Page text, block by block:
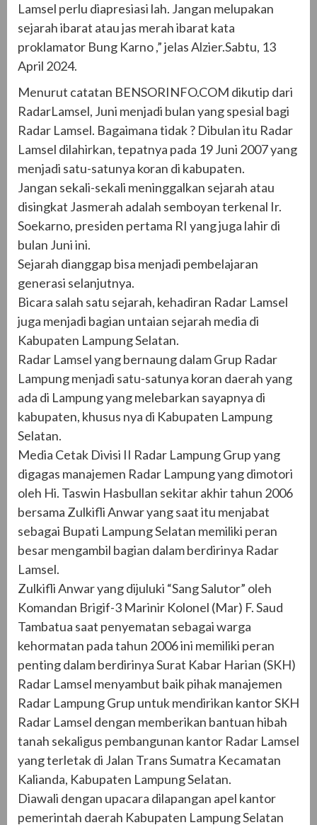
Lamsel perlu diapresiasi lah. Jangan melupakan
sejarah ibarat atau jas merah ibarat kata
proklamator Bung Karno ,” jelas Alzier.Sabtu, 13
April 2024.
Menurut catatan BENSORINFO.COM dikutip dari
RadarLamsel, Juni menjadi bulan yang spesial bagi
Radar Lamsel. Bagaimana tidak ? Dibulan itu Radar
Lamsel dilahirkan, tepatnya pada 19 Juni 2007 yang
menjadi satu-satunya koran di kabupaten.
Jangan sekali-sekali meninggalkan sejarah atau
disingkat Jasmerah adalah semboyan terkenal Ir.
Soekarno, presiden pertama RI yang juga lahir di
bulan Juni ini.
Sejarah dianggap bisa menjadi pembelajaran
generasi selanjutnya.
Bicara salah satu sejarah, kehadiran Radar Lamsel
juga menjadi bagian untaian sejarah media di
Kabupaten Lampung Selatan.
Radar Lamsel yang bernaung dalam Grup Radar
Lampung menjadi satu-satunya koran daerah yang
ada di Lampung yang melebarkan sayapnya di
kabupaten, khusus nya di Kabupaten Lampung
Selatan.
Media Cetak Divisi II Radar Lampung Grup yang
digagas manajemen Radar Lampung yang dimotori
oleh Hi. Taswin Hasbullan sekitar akhir tahun 2006
bersama Zulkifli Anwar yang saat itu menjabat
sebagai Bupati Lampung Selatan memiliki peran
besar mengambil bagian dalam berdirinya Radar
Lamsel.
Zulkifli Anwar yang dijuluki “Sang Salutor” oleh
Komandan Brigif-3 Marinir Kolonel (Mar) F. Saud
Tambatua saat penyematan sebagai warga
kehormatan pada tahun 2006 ini memiliki peran
penting dalam berdirinya Surat Kabar Harian (SKH)
Radar Lamsel menyambut baik pihak manajemen
Radar Lampung Grup untuk mendirikan kantor SKH
Radar Lamsel dengan memberikan bantuan hibah
tanah sekaligus pembangunan kantor Radar Lamsel
yang terletak di Jalan Trans Sumatra Kecamatan
Kalianda, Kabupaten Lampung Selatan.
Diawali dengan upacara dilapangan apel kantor
pemerintah daerah Kabupaten Lampung Selatan